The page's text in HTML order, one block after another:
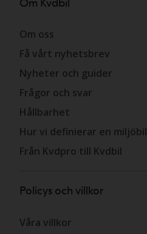
Om Kvdbil
Om oss
Få vårt nyhetsbrev
Nyheter och guider
Frågor och svar
Hållbarhet
Hur vi definierar en miljöbil
Från Kvdpro till Kvdbil
Policys och villkor
Våra villkor